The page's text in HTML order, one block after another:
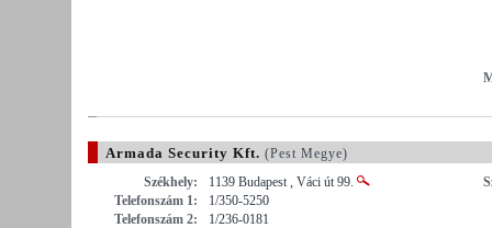
Armada Security Kft. (Pest Megye)
Székhely:
1139 Budapest , Váci út 99.
Telefonszám 1:
1/350-5250
Telefonszám 2:
1/236-0181